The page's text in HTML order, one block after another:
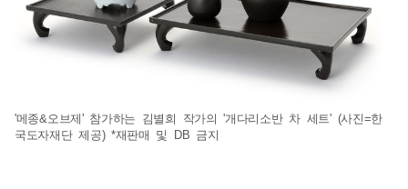
'메종&오브제' 참가하는 김별희 작가의 '개다리소반 차 세트' (사진=한
국도자재단 제공) *재판매 및 DB 금지